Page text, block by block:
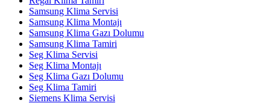
Samsung Klima Servisi
Samsung Klima Montajı
Samsung Klima Gazı Dolumu
Samsung Klima Tamiri
Seg Klima Servisi
Seg Klima Montajı
Seg Klima Gazı Dolumu
Seg Klima Tamiri
Siemens Klima Servisi